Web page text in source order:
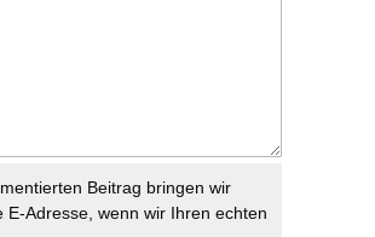
Beitrag bringen wir
Adresse, wenn wir Ihren echten